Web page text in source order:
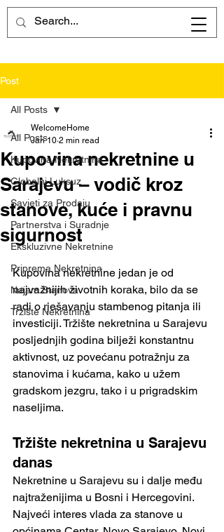
Post
All Posts
Kupovina Nekretnina
Globalni Luksuz
Savjeti za Prodaju
Partnerstva i Suradnje
Ekskluzivne Nekretnine
Priprema Nekretnina
Najam Stanova
Tržište Nekretnina
All Posts
Kupovina nekretnine u
Sarajevu – vodič kroz
stanove, kuće i pravnu
sigurnost
WelcomeHome
Jan 10 2 min read
Kupovina nekretnine jedan je od
najvažnijih životnih koraka, bilo da se
radi o rješavanju stambenog pitanja ili
investiciji. Tržište nekretnina u Sarajevu
posljednjih godina bilježi konstantnu
aktivnost, uz povećanu potražnju za
stanovima i kućama, kako u užem
gradskom jezgru, tako i u prigradskim
naseljima.
Tržište nekretnina u Sarajevu
danas
Nekretnine u Sarajevu su i dalje među
najtraženijima u Bosni i Hercegovini.
Najveći interes vlada za stanove u